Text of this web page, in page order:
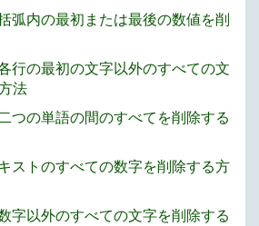
弧内の最初または最後の数値を削
行の最初の文字以外のすべての文
法
つの単語の間のすべてを削除する
ストのすべての数字を削除する方
字以外のすべての文字を削除する